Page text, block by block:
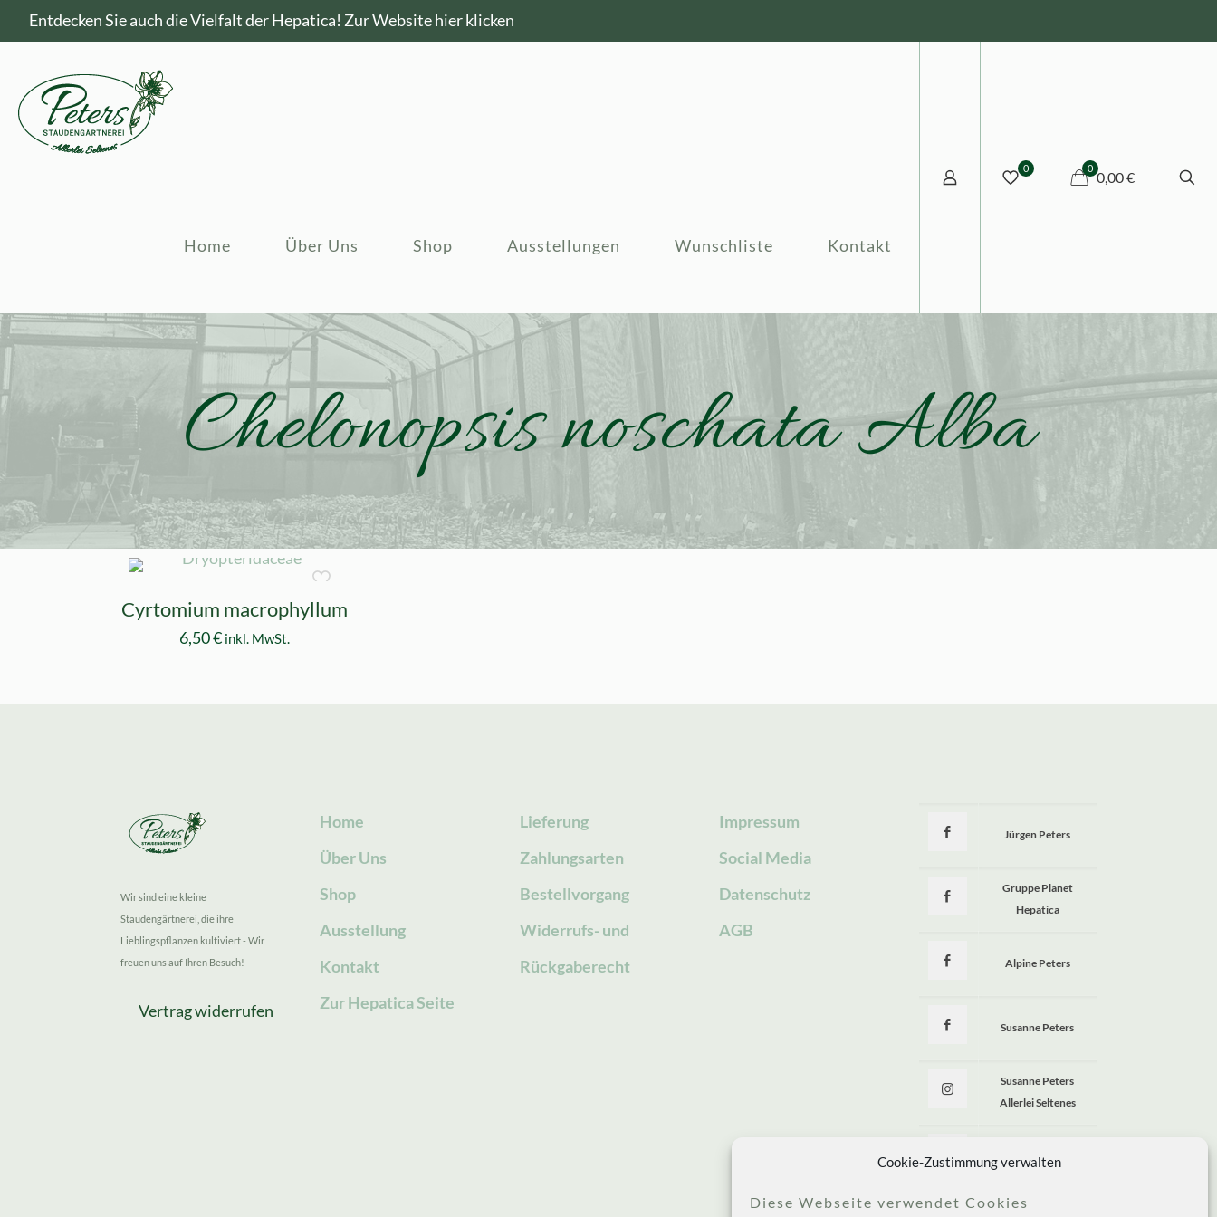
Cookie-Zustimmung verwalten
Diese Webseite verwendet Cookies
Entdecken Sie auch die Vielfalt der Hepatica! Zur Website hier klicken
Home Über Uns Shop Ausstellungen Wunschliste Kontakt
0 0
0,00 €
Chelonopsis noschata Alba
Cyrtomium macrophyllum
6,50€ inkl. MwSt.
Wir sind eine kleine
Staudengärtnerei, die ihre
Lieblingspflanzen kultiviert - Wir
freuen uns auf Ihren Besuch!
Vertrag widerrufen
Home
Über Uns
Shop
Ausstellung
Kontakt
Zur Hepatica Seite
Lieferung
Zahlungsarten
Bestellvorgang
Widerrufs- und
Rückgaberecht
Impressum
Social Media
Datenschutz
AGB
Jürgen Peters
Gruppe Planet
Hepatica
Alpine Peters
Susanne Peters
Susanne Peters
Allerlei Seltenes
Allerlei Seltenes